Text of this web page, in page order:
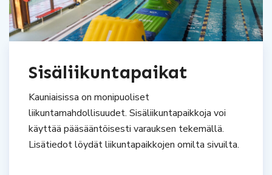
Sisäliikuntapaikat
Kauniaisissa on monipuoliset
liikuntamahdollisuudet. Sisäliikuntapaikkoja voi
käyttää pääsääntöisesti varauksen tekemällä.
Lisätiedot löydät liikuntapaikkojen omilta sivuilta.